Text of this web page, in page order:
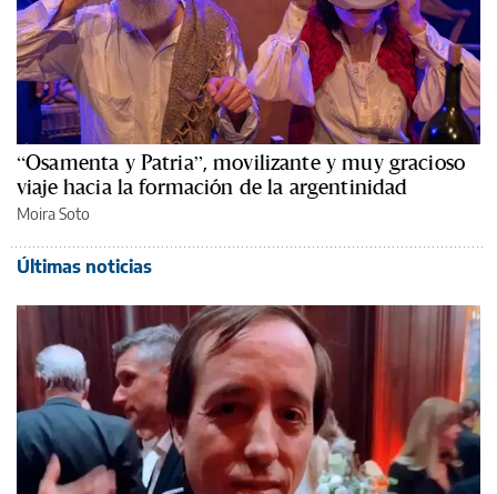
“Osamenta y Patria”, movilizante y muy gracioso
viaje hacia la formación de la argentinidad
Moira Soto
Últimas noticias